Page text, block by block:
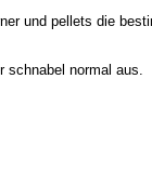
und pellets die
schnabel normal aus.